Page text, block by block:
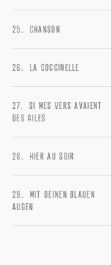
CHANSON
LA COCCINELLE
SI MES VERS AVAIENT
DES AILES
HIER AU SOIR
MIT DEINEN BLAUEN
AUGEN